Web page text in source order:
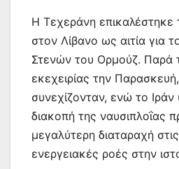
Η Τεχεράνη επικαλέστηκε
στον Λίβανο ως αιτία για
Στενών του Ορμούζ. Παρά
εκεχειρίας την
συνεχίζονταν, ενώ το Ιράν
διακοπή της ναυσιπλοΐας
μεγαλύτερη διαταραχή
ενεργειακές ροές στην